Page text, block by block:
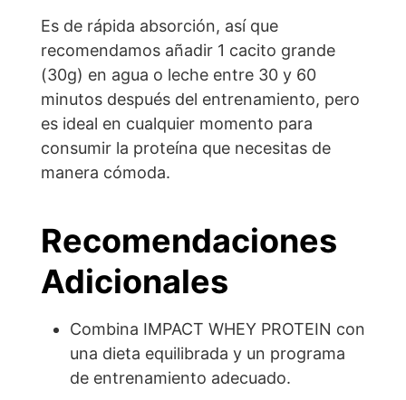
Es de rápida absorción, así que
recomendamos añadir 1 cacito grande
(30g) en agua o leche entre 30 y 60
minutos después del entrenamiento, pero
es ideal en cualquier momento para
consumir la proteína que necesitas de
manera cómoda.
Recomendaciones
Adicionales
Combina IMPACT WHEY PROTEIN con
una dieta equilibrada y un programa
de entrenamiento adecuado.